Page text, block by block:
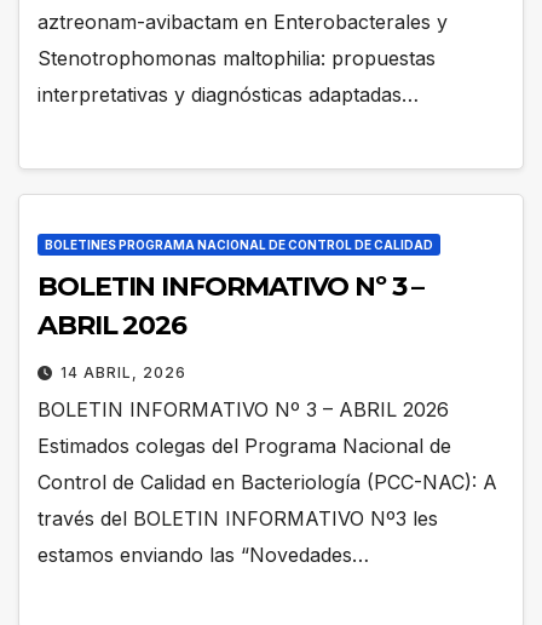
aztreonam-avibactam en Enterobacterales y
Stenotrophomonas maltophilia: propuestas
interpretativas y diagnósticas adaptadas…
BOLETINES PROGRAMA NACIONAL DE CONTROL DE CALIDAD
BOLETIN INFORMATIVO Nº 3 –
ABRIL 2026
14 ABRIL, 2026
BOLETIN INFORMATIVO Nº 3 – ABRIL 2026
Estimados colegas del Programa Nacional de
Control de Calidad en Bacteriología (PCC-NAC): A
través del BOLETIN INFORMATIVO Nº3 les
estamos enviando las “Novedades…